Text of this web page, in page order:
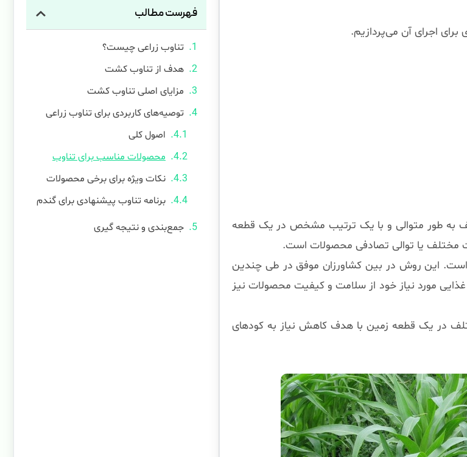
فهرست مطالب
تناوب زراعی چیست؟
هدف از تناوب کشت
مزایای اصلی تناوب کشت
توصیه‌های کاربردی برای تناوب زراعی
اصول کلی
محصولات مناسب برای تناوب
نکات ویژه برای برخی محصولات
برنامه تناوب پیشنهادی برای گندم
جمع‌بندی و نتیجه گیری
برای اجرای آن می‌پردازیم.
به طور متوالی و با یک ترتیب مشخص در یک قطعه
مختلف یا توالی تصادفی محصولات است.
است. این روش در بین کشاورزان موفق در طی چندین
غذایی مورد نیاز خود از سلامت و کیفیت محصولات نیز
در یک قطعه زمین با هدف کاهش نیاز به کودهای